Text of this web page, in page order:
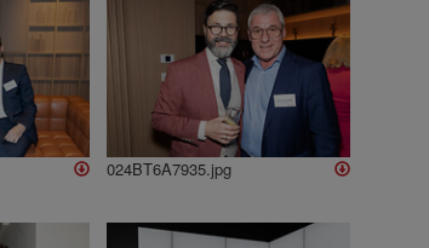
024BT6A7935.jpg